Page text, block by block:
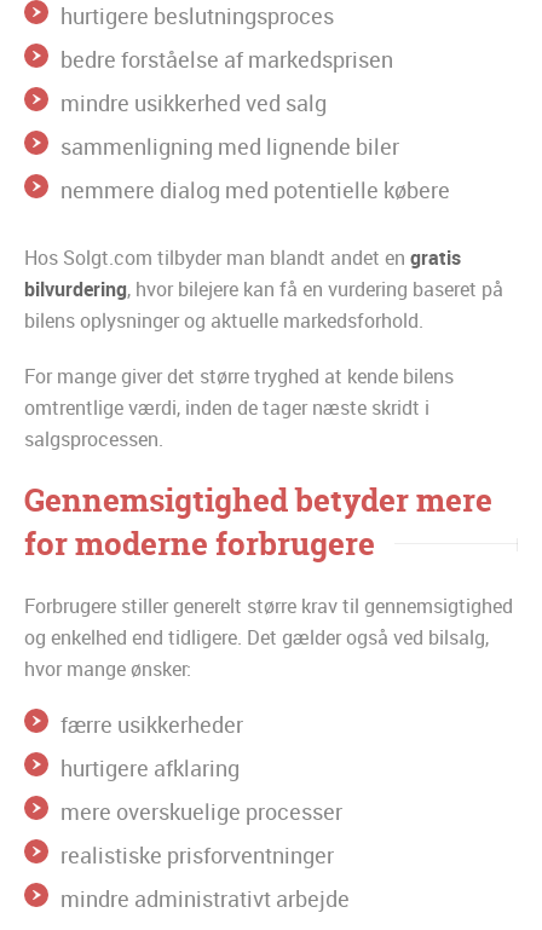
hurtigere beslutningsproces
bedre forståelse af markedsprisen
mindre usikkerhed ved salg
sammenligning med lignende biler
nemmere dialog med potentielle købere
Hos Solgt.com tilbyder man blandt andet en gratis
bilvurdering, hvor bilejere kan få en vurdering baseret på
bilens oplysninger og aktuelle markedsforhold.
For mange giver det større tryghed at kende bilens
omtrentlige værdi, inden de tager næste skridt i
salgsprocessen.
Gennemsigtighed betyder mere
for moderne forbrugere
Forbrugere stiller generelt større krav til gennemsigtighed
og enkelhed end tidligere. Det gælder også ved bilsalg,
hvor mange ønsker:
færre usikkerheder
hurtigere afklaring
mere overskuelige processer
realistiske prisforventninger
mindre administrativt arbejde